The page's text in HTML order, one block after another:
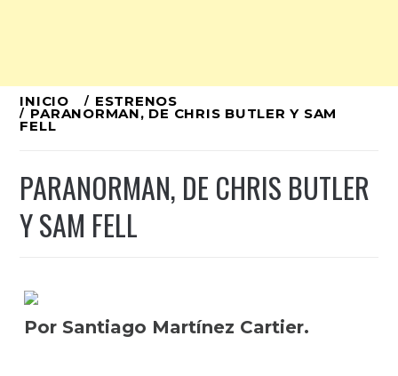
Ir
al
INICIO ESTRENOS
PARANORMAN, DE CHRIS BUTLER Y SAM
FELL
PARANORMAN, DE CHRIS BUTLER
Y SAM FELL
Por Santiago Martínez Cartier.